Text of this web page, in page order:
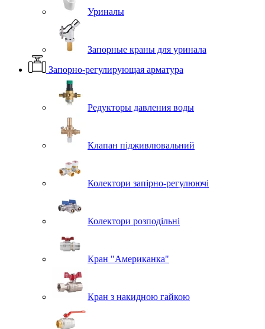
Уриналы
Запорные краны для уринала
Запорно-регулирующая арматура
Редукторы давления воды
Клапан підживлювальний
Колектори запірно-регулюючі
Колектори розподільні
Кран "Американка"
Кран з накидною гайкою